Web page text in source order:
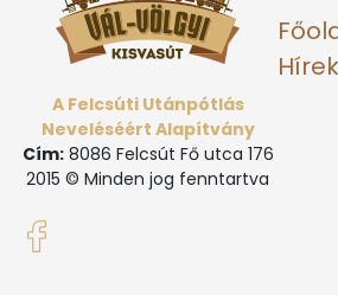
A Felcsúti Utánpótlás
Neveléséért Alapítvány
Cím: 8086 Felcsút Fő utca 176
2015 © Minden jog fenntartva
Hírek